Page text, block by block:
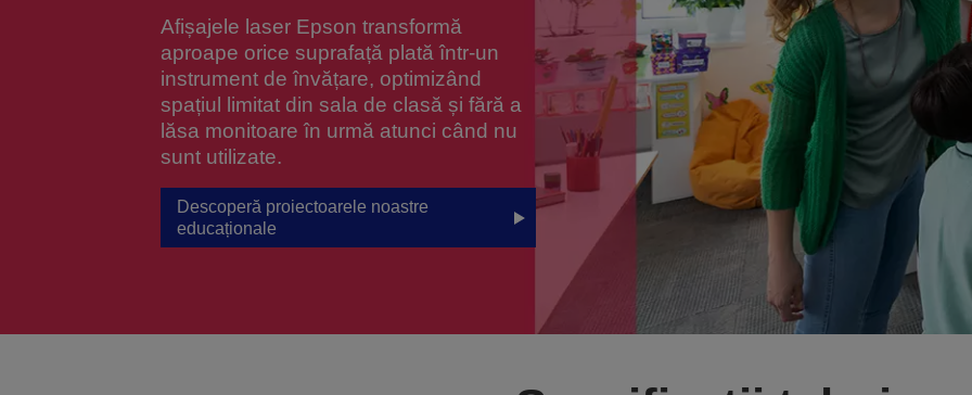
Afișajele laser Epson transformă
aproape orice suprafață plată într-un
instrument de învățare, optimizând
spațiul limitat din sala de clasă și fără a
lăsa monitoare în urmă atunci când nu
sunt utilizate.
Descoperă proiectoarele noastre
educaționale